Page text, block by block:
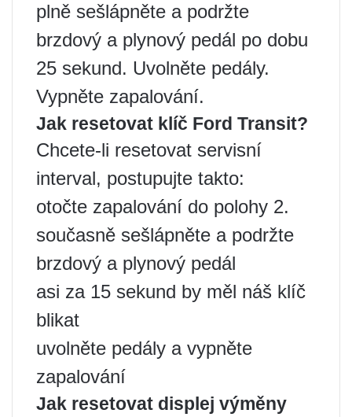
plně sešlápněte a podržte
brzdový a plynový pedál po dobu
25 sekund. Uvolněte pedály.
Vypněte zapalování.
Jak resetovat klíč Ford Transit?
Chcete-li resetovat servisní
interval, postupujte takto:
otočte zapalování do polohy 2.
současně sešlápněte a podržte
brzdový a plynový pedál
asi za 15 sekund by měl náš klíč
blikat
uvolněte pedály a vypněte
zapalování
Jak resetovat displej výměny